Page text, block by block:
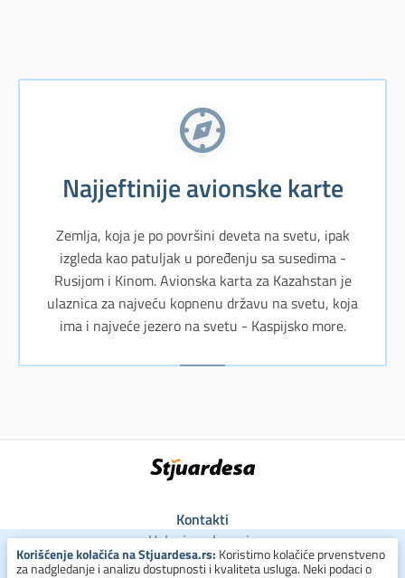
Najjeftinije avionske karte
Zemlja, koja je po površini deveta na svetu, ipak
izgleda kao patuljak u poređenju sa susedima -
Rusijom i Kinom. Avionska karta za Kazahstan je
ulaznica za najveću kopnenu državu na svetu, koja
ima i najveće jezero na svetu - Kaspijsko more.
Kontakti
Uslovi poslovanja
Uslovi za kolačiće
Korišćenje kolačića na Stjuardesa.rs: Koristimo kolačiće prvenstveno
za nadgledanje i analizu dostupnosti i kvaliteta usluga. Neki podaci o